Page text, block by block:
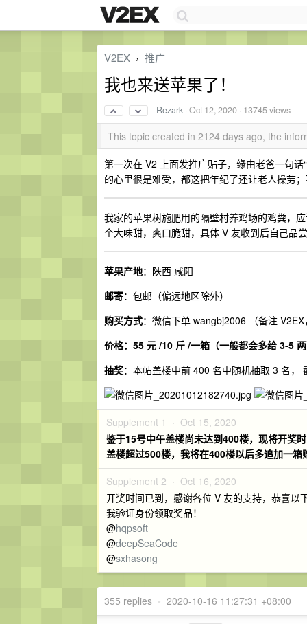
V2EX › 推广
我也来送苹果了！
Rezark ·Oct 12, 2020 · 13745 views
This topic created in 2124 days ago, the
第一次在 V2 上面发推广贴子，缘由老爸一句
的心里很是难受，都这把年纪了还让老人操劳
我家的苹果树施肥用的隔壁村养鸡场的鸡粪，
个大味甜，爽口脆甜，具体 V 友收到后自己品尝
苹果产地：陕西 咸阳
邮寄：包邮（偏远地区除外）
购买方式：微信下单 wangbj2006 （备注
价格：55 元 /10 斤 /一箱（一般都会多给 3-5 两
抽奖：本帖盖楼中前 400 名中随机抽取 3 名，
Supplement 1 · Oct 15, 2020
鉴于15号中午盖楼尚未达到400楼，现将开奖
盖楼超过500楼，我将在400楼以后多追加一箱
Supplement 2 · Oct 16, 2020
开奖时间已到，感谢各位 V 友的支持，恭喜以
我验证身份领取奖品！
@hqpsoft
@deepSeaCode
@sxhasong
355 replies • 2020-10-16 11:27:31 +08:00